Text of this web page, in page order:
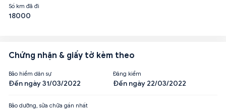
Số km đã đi
18000
Chứng nhận & giấy tờ kèm theo
Bảo hiểm dân sự
Đến ngày 31/03/2022
Đăng kiểm
Đến ngày 22/03/2022
Bảo dưỡng, sửa chữa gần nhất